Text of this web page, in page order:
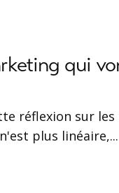
qui
réflexion sur
plus linéaire,...